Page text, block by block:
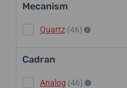
Mecanism
Quartz (46)
Cadran
Analog (46)